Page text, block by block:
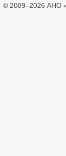
© 2009–2026 АНО